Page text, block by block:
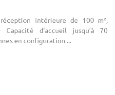
intérieure de 100 m²,
d’accueil jusqu’à 70
en configuration ...